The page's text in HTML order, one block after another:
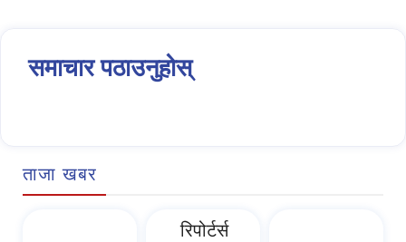
समाचार पठाउनुहोस्
ताजा खबर
रिपोर्टर्स